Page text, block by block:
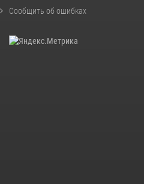
Сообщить об ошибках